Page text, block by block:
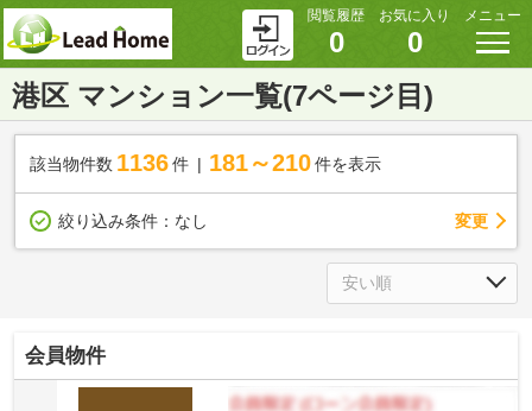
閲覧履歴
0
お気に入り
0
メニュー
港区 マンション一覧(7ページ目)
該当物件数 1136件 181～210 件を表示
絞り込み条件： なし 変更
会員物件